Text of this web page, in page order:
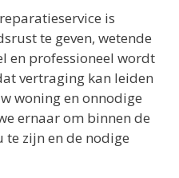
is
te geven, wetende
en professioneel wordt
vertraging kan leiden
woning en onnodige
ernaar om binnen de
zijn en de nodige